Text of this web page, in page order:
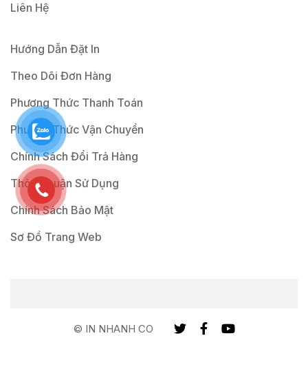
Liên Hệ
Hướng Dẫn Đặt In
Theo Dõi Đơn Hàng
Phương Thức Thanh Toán
Phương Thức Vận Chuyển
Chính Sách Đổi Trả Hàng
Thỏa Thuận Sử Dụng
Chính Sách Bảo Mật
Sơ Đồ Trang Web
© IN NHANH CO